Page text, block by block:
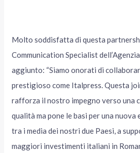
Molto soddisfatta di questa
Communication Specialist
aggiunto: “Siamo onorati di
prestigioso come Italpress. Questa
rafforza il nostro impegno verso una
qualità ma pone le basi per una nuova
tra i media dei nostri due Paesi, a
maggiori investimenti italiani in